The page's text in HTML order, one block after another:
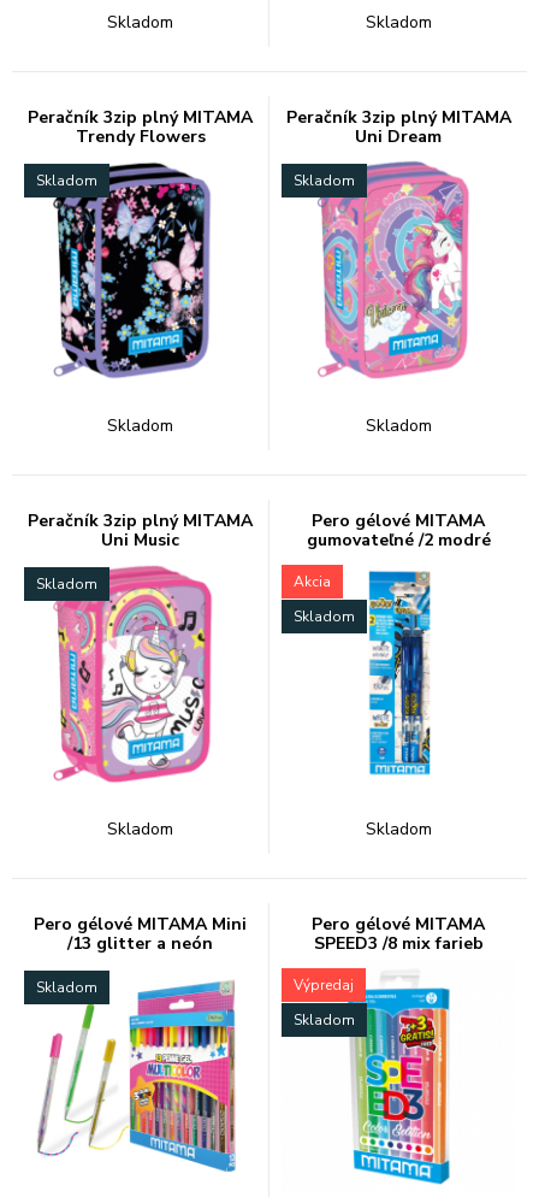
Skladom Skladom
Peračník 3zip plný MITAMA
Trendy Flowers
Skladom
Skladom
Peračník 3zip plný MITAMA
Uni Dream
Skladom
Skladom
Peračník 3zip plný MITAMA
Uni Music
Skladom
Skladom
Pero gélové MITAMA
gumovateľné /2 modré
Akcia
Skladom
Skladom
Pero gélové MITAMA Mini
/13 glitter a neón
Skladom
Pero gélové MITAMA
SPEED3 /8 mix farieb
Výpredaj
Skladom